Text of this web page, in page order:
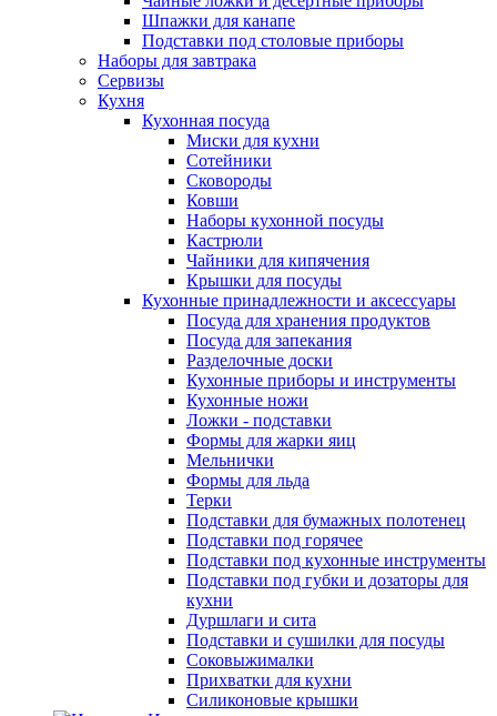
Шпажки для канапе
Подставки под столовые приборы
Наборы для завтрака
Сервизы
Кухня
Кухонная посуда
Миски для кухни
Сотейники
Сковороды
Ковши
Наборы кухонной посуды
Кастрюли
Чайники для кипячения
Крышки для посуды
Кухонные принадлежности и аксессуары
Посуда для хранения продуктов
Посуда для запекания
Разделочные доски
Кухонные приборы и инструменты
Кухонные ножи
Ложки - подставки
Формы для жарки яиц
Мельнички
Формы для льда
Терки
Подставки для бумажных полотенец
Подставки под горячее
Подставки под кухонные инструменты
Подставки под губки и дозаторы для
кухни
Дуршлаги и сита
Подставки и сушилки для посуды
Соковыжималки
Прихватки для кухни
Силиконовые крышки